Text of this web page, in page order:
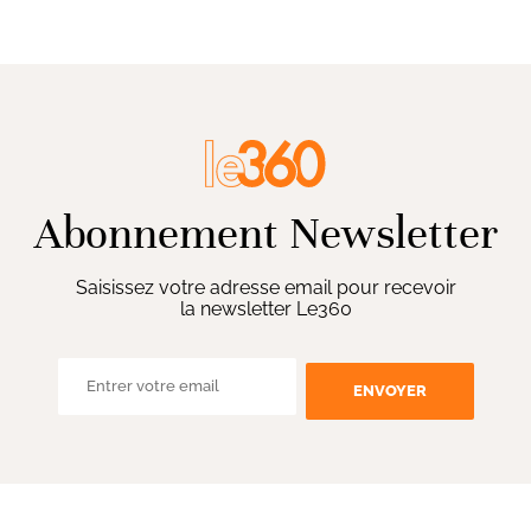
Abonnement Newsletter
Saisissez votre adresse email pour recevoir
la newsletter Le360
ENVOYER